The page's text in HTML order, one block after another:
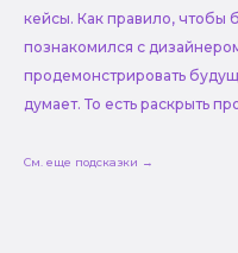
кейсы. Как правило, чтобы
познакомился с
продемонстрировать
думает. То есть раскрыть
См. еще подсказки →